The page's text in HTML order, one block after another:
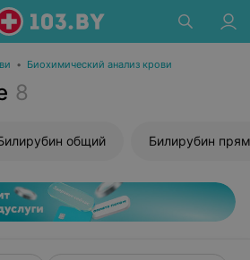
• Биохимический анализ крови
8
общий Билирубин